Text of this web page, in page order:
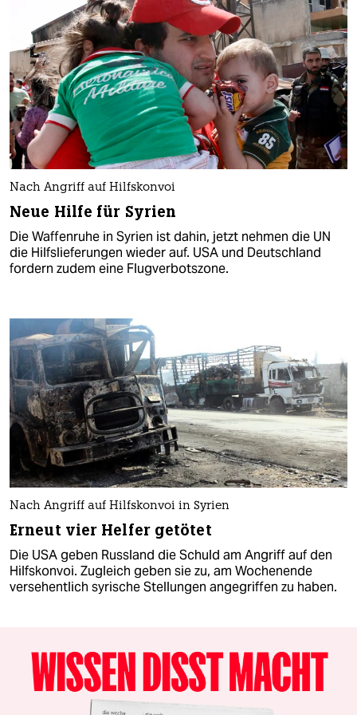
Nach Angriff auf Hilfskonvoi
Neue Hilfe für Syrien
Die Waffenruhe in Syrien ist dahin, jetzt nehmen die UN
die Hilfslieferungen wieder auf. USA und Deutschland
fordern zudem eine Flugverbotszone.
Nach Angriff auf Hilfskonvoi in Syrien
Erneut vier Helfer getötet
Die USA geben Russland die Schuld am Angriff auf den
Hilfskonvoi. Zugleich geben sie zu, am Wochenende
versehentlich syrische Stellungen angegriffen zu haben.